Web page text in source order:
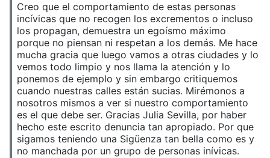
Creo que el comportamiento de estas personas
incívicas que no recogen los excrementos o incluso
los propagan, demuestra un egoísmo máximo
porque no piensan ni respetan a los demás. Me hace
mucha gracia que luego vamos a otras ciudades y lo
vemos todo limpio y nos llama la atención y lo
ponemos de ejemplo y sin embargo critiquemos
cuando nuestras calles están sucias. Mirémonos a
nosotros mismos a ver si nuestro comportamiento
es el que debe ser. Gracias Julia Sevilla, por haber
hecho este escrito denuncia tan apropiado. Por que
sigamos teniendo una Sigüenza tan bella como es y
no manchada por un grupo de personas inívicas.